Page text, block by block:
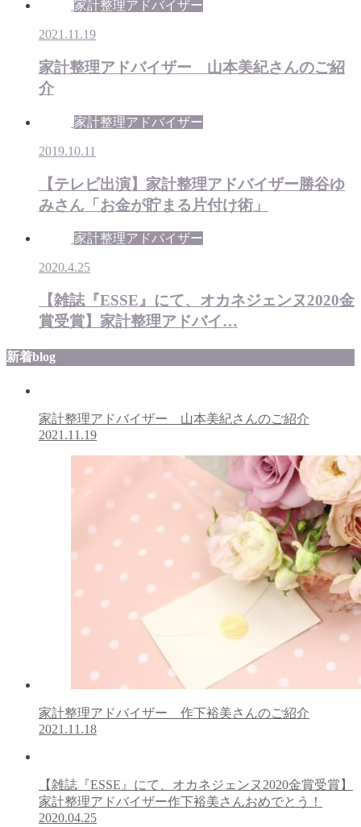
家計整理アドバイザー
2021.11.19
家計整理アドバイザー 山本美紀さんのご紹
介
家計整理アドバイザー
2019.10.11
【テレビ出演】家計整理アドバイザー勝谷ゆ
みさん「お金が貯まる片付け術」
家計整理アドバイザー
2020.4.25
【雑誌『ESSE』にて、オカネジェンヌ2020金
賞受賞】家計整理アドバイ…
新着blog
家計整理アドバイザー 山本美紀さんのご紹介
2021.11.19
家計整理アドバイザー 作下裕美さんのご紹介
2021.11.18
【雑誌『ESSE』にて、オカネジェンヌ2020金賞受賞】
家計整理アドバイザー作下裕美さんおめでとう！
2020.04.25